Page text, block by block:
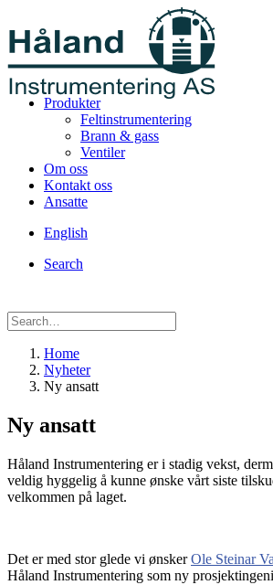
Produkter
Feltinstrumentering
Brann & gass
Ventiler
Om oss
Kontakt oss
Ansatte
English
Search
Home
Nyheter
Ny ansatt
Ny ansatt
Håland Instrumentering er i stadig vekst,
veldig hyggelig å kunne ønske vårt siste
velkommen på laget.
Det er med stor glede vi ønskerOle Steinar
Håland Instrumentering som ny